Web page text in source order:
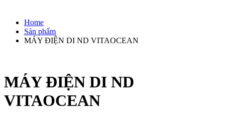
Home
Sản phẩm
MÁY ĐIỆN DI ND VITAOCEAN
MÁY ĐIỆN DI ND
VITAOCEAN